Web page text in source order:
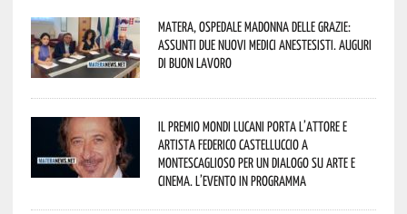
Matera, Ospedale Madonna delle Grazie:
assunti due nuovi medici anestesisti. Auguri
di buon lavoro
Il Premio Mondi Lucani porta l’attore e
artista Federico Castelluccio a
Montescaglioso per un dialogo su arte e
cinema. L’evento in programma